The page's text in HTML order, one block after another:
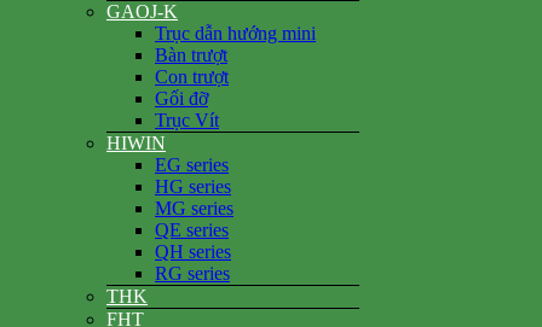
GAOJ-K
Trục dẫn hướng mini
Bàn trượt
Con trượt
Gối đỡ
Trục Vít
HIWIN
EG series
HG series
MG series
QE series
QH series
RG series
THK
FHT